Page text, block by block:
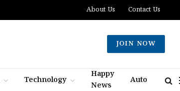
About Us Contact Us
JOIN NOW
Technology
Happy
News
Auto